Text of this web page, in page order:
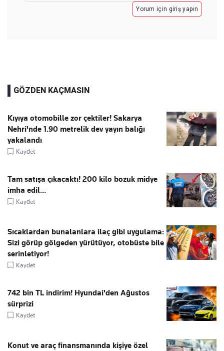
Yorum için giriş yapın
GÖZDEN KAÇMASIN
Kıyıya otomobille zor çektiler! Sakarya
Nehri'nde 1.90 metrelik dev yayın balığı
yakalandı
Kaydet
Tam satışa çıkacaktı! 200 kilo bozuk midye
imha edil...
Kaydet
Sıcaklardan bunalanlara ilaç gibi uygulama:
Sizi görüp gölgeden yürütüyor, otobüste bile
serinletiyor!
Kaydet
742 bin TL indirim! Hyundai'den Ağustos
sürprizi
Kaydet
Konut ve araç finansmanında kişiye özel